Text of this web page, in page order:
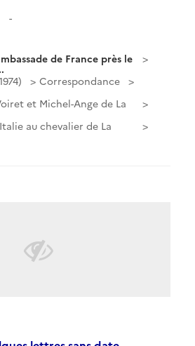
-
de France près le
Correspondance
et Michel-Ange de La
au chevalier de La